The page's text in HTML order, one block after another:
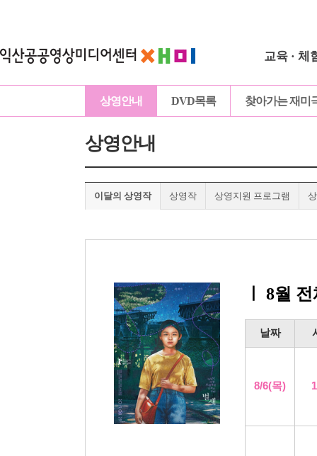
교육 · 체
상영안내 DVD목록 찾아가는 재미
상영안내
이달의 상영작 상영작 상영지원 프로그램
8월
날짜
8/6(목)